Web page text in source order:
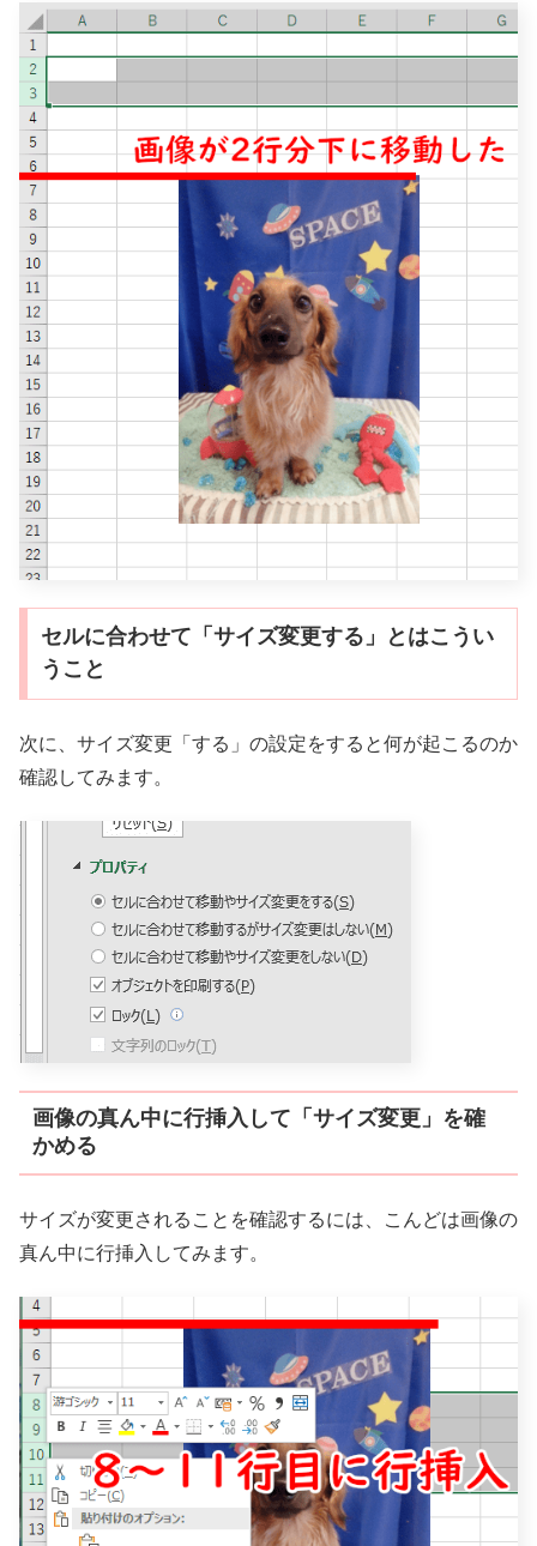
セルに合わせて「サイズ変更する」とはこうい
うこと
次に、サイズ変更「する」の設定をすると何が起こるのか
確認してみます。
画像の真ん中に行挿入して「サイズ変更」を確
かめる
サイズが変更されることを確認するには、こんどは画像の
真ん中に行挿入してみます。